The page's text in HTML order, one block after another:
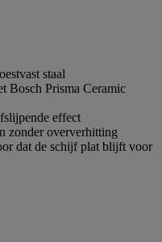
staal
Bosch Prisma Ceramic
effect
zonder oververhitting
dat de schijf plat blijft voor